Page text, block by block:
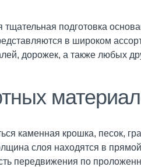
тщательная подготовка
в широком
дорожек, а также любых
каменная крошка, песок,
слоя находятся в
передвижения по